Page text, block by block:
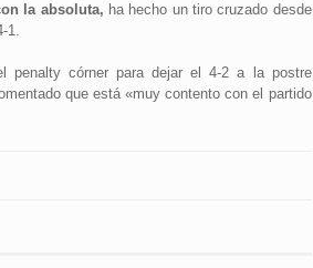
la absoluta, ha hecho un tiro cruzado desde
1.
penalty córner para dejar el 4-2 a la postre
que está «muy contento con el partido